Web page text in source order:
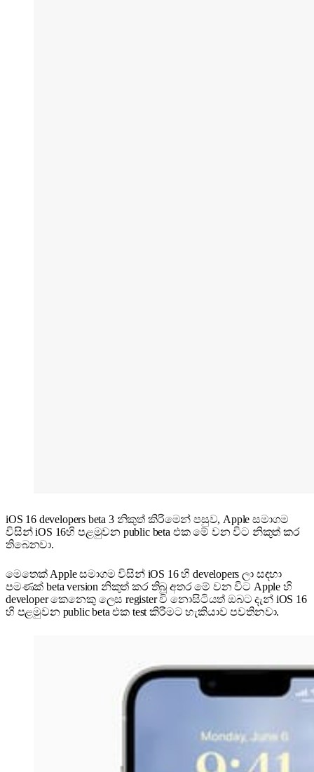
iOS 16 developers beta 3 නිකුත් කිරිමෙන් පසුව, Apple සමාගම
විසින් iOS 16හි පළමුවන public beta එක මේ වන විට නිකුත් කර
තිබෙනවා.
මෙතෙක් Apple සමාගම විසින් iOS 16 හි developers ලා සඳහා
පමණක් beta version නිකුත් කර තිබූ අතර මේ වන විට Apple හි
developer කෙනෙකු ලෙස register වි නොසිටියත් ඔබට දැන් iOS 16
හි පළමුවන public beta එක test කිරීමට හැකියාව පවතිනවා.